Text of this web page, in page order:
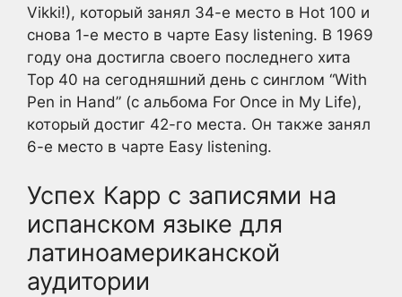
Vikki!), который занял 34-е место в Hot 100 и
снова 1-е место в чарте Easy listening. В 1969
году она достигла своего последнего хита
Top 40 на сегодняшний день с синглом “With
Pen in Hand” (с альбома For Once in My Life),
который достиг 42-го места. Он также занял
6-е место в чарте Easy listening.
Успех Карр с записями на
испанском языке для
латиноамериканской
аудитории